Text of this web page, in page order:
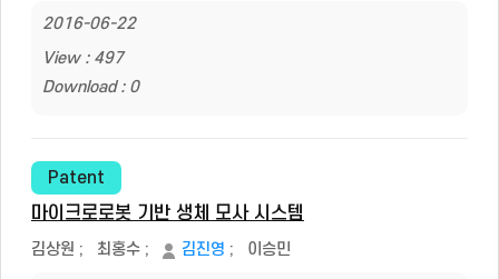
2016-06-22
View : 497
Download : 0
Patent
마이크로로봇 기반 생체 모사 시스템
김상원 ; 최홍수 ; 김진영 ; 이승민